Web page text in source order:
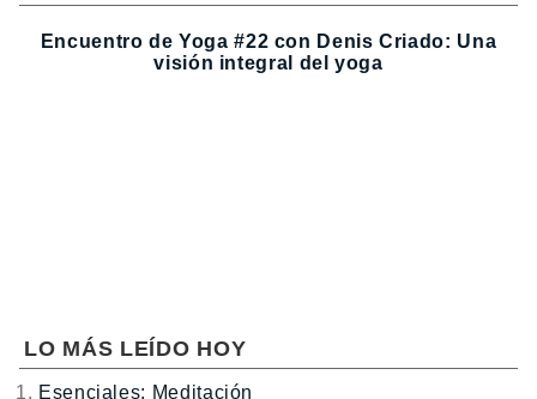
Encuentro de Yoga #22 con Denis Criado: Una
visión integral del yoga
LO MÁS LEÍDO HOY
Esenciales: Meditación